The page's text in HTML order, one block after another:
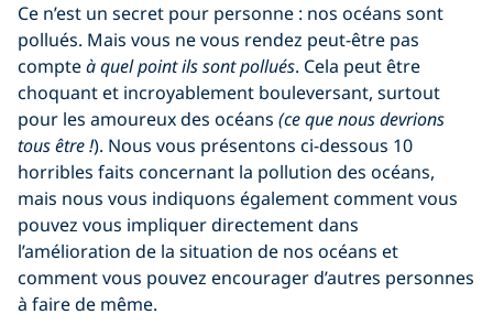
Ce n’est un secret pour personne : nos océans sont
pollués. Mais vous ne vous rendez peut-être pas
compteà quel point ils sont pollués. Cela peut être
choquant et incroyablement bouleversant, surtout
pour les amoureux des océans (ce que nous devrions
tous être !). Nous vous présentons ci-dessous 10
horribles faits concernant la pollution des océans,
mais nous vous indiquons également comment vous
pouvez vous impliquer directement dans
l’amélioration de la situation de nos océans et
comment vous pouvez encourager d’autres personnes
à faire de même.